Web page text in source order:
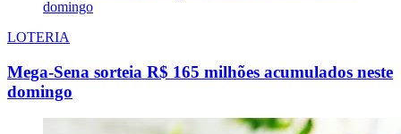
LOTERIA
Mega-Sena sorteia R$ 165 milhões acumulados neste
domingo